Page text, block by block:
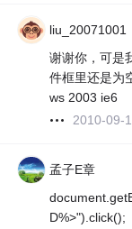
liu_20071001
谢谢你，可是
件框里还是为
ws 2003 ie6
2010-09-
孟子E章
D%>").click();